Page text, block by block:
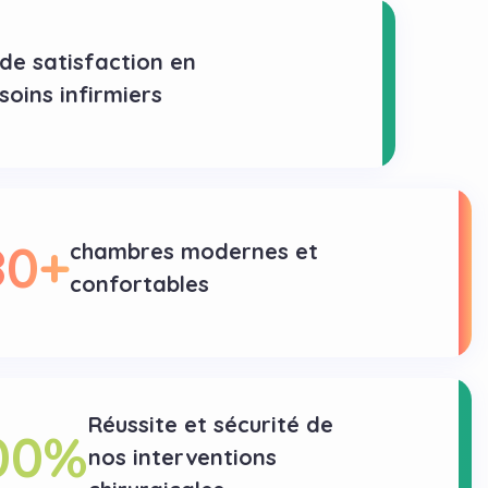
de satisfaction en
soins infirmiers
+chambres modernes et
confortables
%Réussite et sécurité de
nos interventions